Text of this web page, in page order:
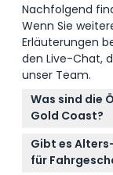
Nachfolgend
Wenn Sie
Erläuterungen
den Live-Chat,
unser Team.
Was sind die
Gold Coast?
Dreamworld
10:00 bis
etwas kürzer
Gibt es
für